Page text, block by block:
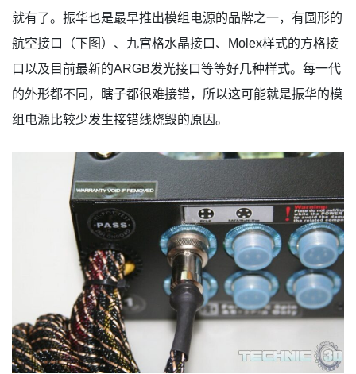
就有了。振华也是最早推出模组电源的品牌之一，有圆形的
航空接口（下图）、九宫格水晶接口、Molex样式的方格接
口以及目前最新的ARGB发光接口等等好几种样式。每一代
的外形都不同，瞎子都很难接错，所以这可能就是振华的模
组电源比较少发生接错线烧毁的原因。